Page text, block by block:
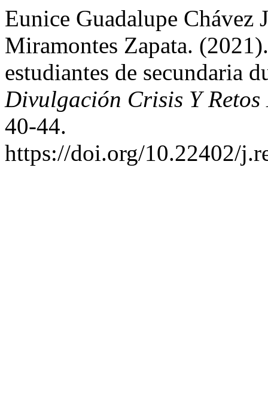
Eunice Guadalupe Chávez
Miramontes Zapata.
estudiantes de secundaria
Divulgación Crisis Y
40-44.
https://doi.org/10.22402/